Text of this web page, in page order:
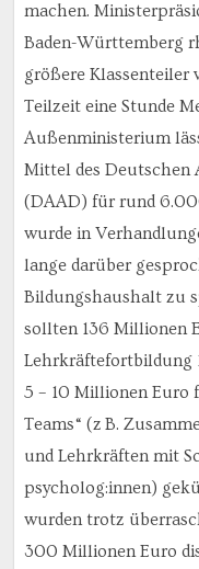
machen.
Baden-Württemberg
größere Klassenteiler
Teilzeit eine Stunde
Außenministerium
Mittel des Deutschen
(DAAD) für rund
wurde in
lange darüber
Bildungshaushalt zu
sollten 136 Millionen
Lehrkräftefortbildung
5 – 10 Millionen Euro
Teams“ (z B.
und Lehrkräften mit
psycholog:innen)
wurden trotz
300 Millionen Euro